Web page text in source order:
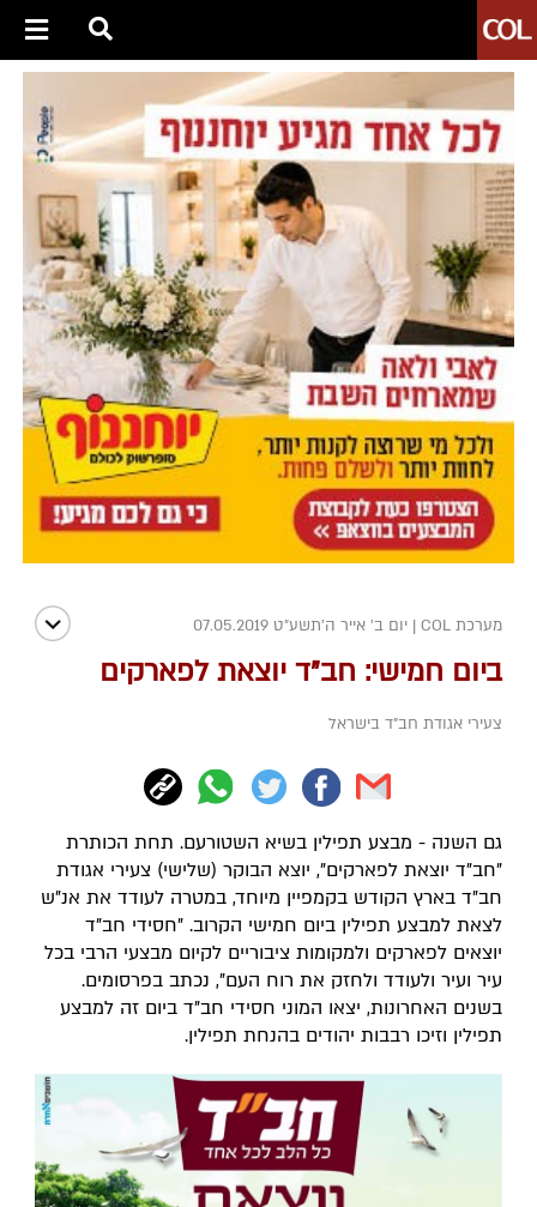
מערכת COL | יום ב' אייר ה׳תשע״ט 07.05.2019
ביום חמישי: חב"ד יוצאת לפארקים
צעירי אגודת חב"ד בישראל
גם השנה - מבצע תפילין בשיא השטורעם. תחת הכותרת
"חב"ד יוצאת לפארקים", יוצא הבוקר (שלישי) צעירי אגודת
חב"ד בארץ הקודש בקמפיין מיוחד, במטרה לעודד את אנ"ש
לצאת למבצע תפילין ביום חמישי הקרוב. "חסידי חב"ד
יוצאים לפארקים ולמקומות ציבוריים לקיום מבצעי הרבי בכל
עיר ועיר ולעודד ולחזק את רוח העם", נכתב בפרסומים.
בשנים האחרונות, יצאו המוני חסידי חב"ד ביום זה למבצע
תפילין וזיכו רבבות יהודים בהנחת תפילין.